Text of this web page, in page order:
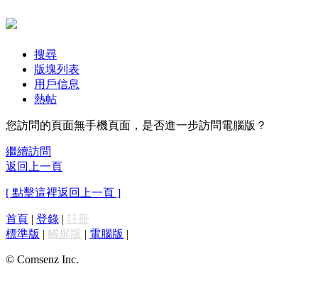
搜尋
版塊列表
用戶信息
熱帖
您訪問的頁面無手機頁面，是否進一步訪問電腦版？
繼續訪問
返回上一頁
[ 點擊這裡返回上一頁 ]
首頁 | 登錄 | 註冊
標準版 | 觸屏版 | 電腦版 |
© Comsenz Inc.